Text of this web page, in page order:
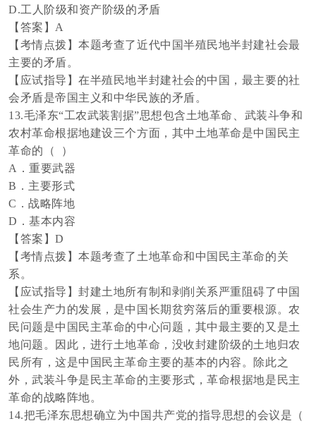
D.工人阶级和资产阶级的矛盾
【答案】 A
【考情点拨】本题考查了近代中国半殖民地半封建社会最
主要的矛盾。
【应试指导】在半殖民地半封建社会的中国，最主要的社
会矛盾是帝国主义和中华民族的矛盾。
13.毛泽东“工农武装割据”思想包含土地革命、武装斗争和
农村革命根据地建设三个方面，其中土地革命是中国民主
革命的（ ）
A．重要武器
B．主要形式
C．战略阵地
D．基本内容
【答案】D
【考情点拨】本题考查了土地革命和中国民主革命的关
系。
【应试指导】封建土地所有制和剥削关系严重阻碍了中国
社会生产力的发展，是中国长期贫穷落后的重要根源。农
民问题是中国民主革命的中心问题，其中最主要的又是土
地问题。因此，进行土地革命，没收封建阶级的土地归农
民所有，这是中国民主革命主要的基本的内容。除此之
外，武装斗争是民主革命的主要形式，革命根据地是民主
革命的战略阵地。
14.把毛泽东思想确立为中国共产党的指导思想的会议是（